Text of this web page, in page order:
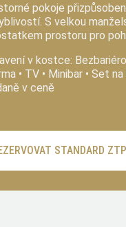
pokoje
S velkou
prostoru pro
v kostce:
• TV • Minibar • Set
v ceně
STANDARD ZTP